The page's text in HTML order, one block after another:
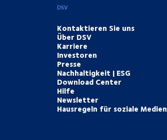
DSV
Kontaktieren Sie uns
Über DSV
Karriere
Investoren
Presse
Nachhaltigkeit | ESG
Download Center
Hilfe
Newsletter
Hausregeln für soziale Medien